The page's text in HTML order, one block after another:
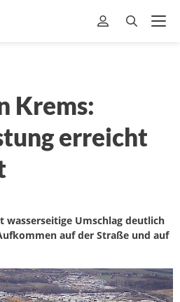
Krems:
erreicht
wasserseitige Umschlag deutlich
auf der Straße und auf